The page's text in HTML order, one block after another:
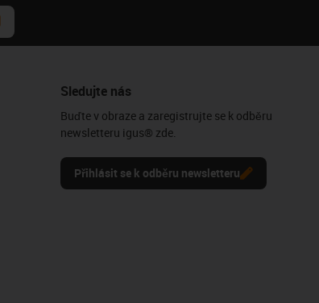
Sledujte nás
Buďte v obraze a zaregistrujte se k odběru
newsletteru igus® zde.
Přihlásit se k odběru newsletteru